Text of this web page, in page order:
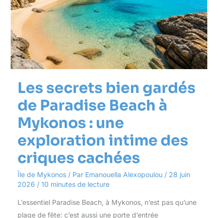
Les secrets bien gardés
de Paradise Beach à
Mykonos : une
exploration intime des
criques cachées
Île de Mykonos/ Par Emanouella Alexopoulou / 28 juin
2026 / 10 minutes de lecture
L’essentiel Paradise Beach, à Mykonos, n’est pas qu’une
plage de fête: c’est aussi une porte d’entrée
Beach
à
Mykonos
une
exploration
intime
des
cachées